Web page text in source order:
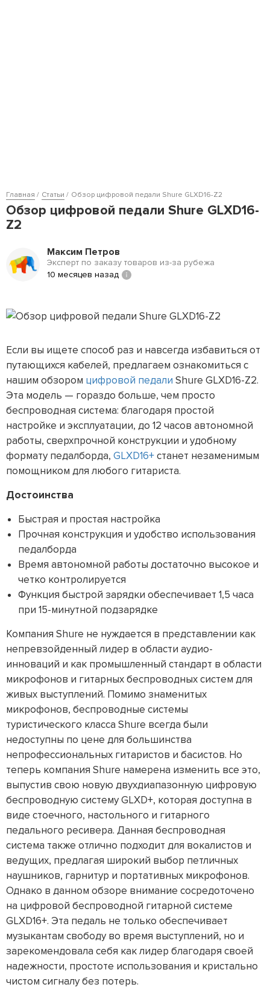
Главная Статьи Обзор цифровой педали Shure GLXD16-Z2
Обзор цифровой педали Shure GLXD16-
Z2
Максим Петров
Эксперт по заказу товаров из-за рубежа
10 месяцев назад
Если вы ищете способ раз и навсегда избавиться от
путающихся кабелей, предлагаем ознакомиться с
нашим обзором цифровой педали Shure GLXD16-Z2.
Эта модель — гораздо больше, чем просто
беспроводная система: благодаря простой
настройке и эксплуатации, до 12 часов автономной
работы, сверхпрочной конструкции и удобному
формату педалборда, GLXD16+станет незаменимым
помощником для любого гитариста.
Достоинства
Быстрая и простая настройка
Прочная конструкция и удобство использования
педалборда
Время автономной работы достаточно высокое и
четко контролируется
Функция быстрой зарядки обеспечивает 1,5 часа
при 15-минутной подзарядке
Компания Shure не нуждается в представлении как
непревзойденный лидер в области аудио-
инноваций и как промышленный стандарт в области
микрофонов и гитарных беспроводных систем для
живых выступлений. Помимо знаменитых
микрофонов, беспроводные системы
туристического класса Shure всегда были
недоступны по цене для большинства
непрофессиональных гитаристов и басистов. Но
теперь компания Shure намерена изменить все это,
выпустив свою новую двухдиапазонную цифровую
беспроводную систему GLXD+, которая доступна в
виде стоечного, настольного и гитарного
педального ресивера. Данная беспроводная
система также отлично подходит для вокалистов и
ведущих, предлагая широкий выбор петличных
наушников, гарнитур и портативных микрофонов.
Однако в данном обзоре внимание сосредоточено
на цифровой беспроводной гитарной системе
GLXD16+. Эта педаль не только обеспечивает
музыкантам свободу во время выступлений, но и
зарекомендовала себя как лидер благодаря своей
надежности, простоте использования и кристально
чистом сигналу без потерь.